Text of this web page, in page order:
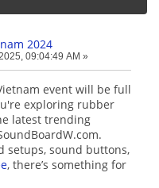
2024
09:04:49 AM »
event will be full
exploring rubber
latest trending
setups, sound buttons,
, there’s something for